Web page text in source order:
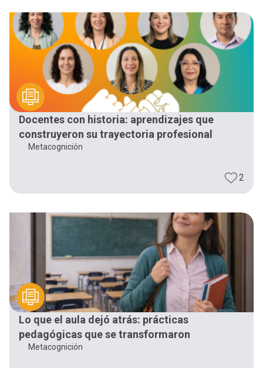
Docentes con historia: aprendizajes que
construyeron su trayectoria profesional
Metacognición
2
Lo que el aula dejó atrás: prácticas
pedagógicas que se transformaron
Metacognición